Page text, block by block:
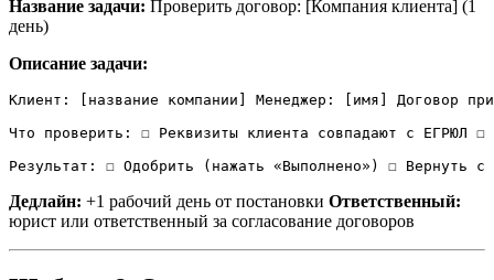
Название задачи: Проверить договор: [Компания клиента] (1
день)
Описание задачи:
Клиент: [название компании] Менеджер: [имя] Договор
Что проверить: ☐ Реквизиты клиента совпадают с ЕГРЮЛ ☐
Результат: ☐ Одобрить (нажать «Выполнено») ☐ Вернуть
Дедлайн: +1 рабочий день от постановки Ответственный:
юрист или ответственный за согласование договоров